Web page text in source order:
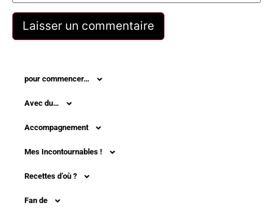
pour commencer…
Avec du…
Accompagnement
Mes Incontournables !
Recettes d’où ?
Fan de